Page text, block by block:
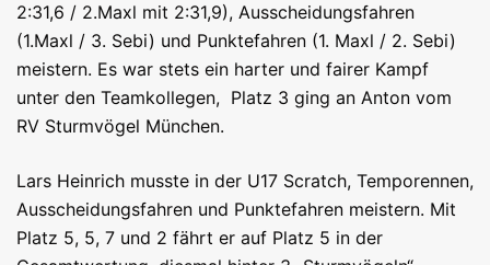
2:31,6 / 2.Maxl mit 2:31,9), Ausscheidungsfahren
(1.Maxl / 3. Sebi) und Punktefahren (1. Maxl / 2. Sebi)
meistern. Es war stets ein harter und fairer Kampf
unter den Teamkollegen, Platz 3 ging an Anton vom
RV Sturmvögel München.
Lars Heinrich musste in der U17 Scratch, Temporennen,
Ausscheidungsfahren und Punktefahren meistern. Mit
Platz 5, 5, 7 und 2 fährt er auf Platz 5 in der